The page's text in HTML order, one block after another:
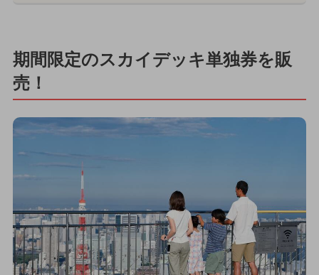
期間限定のスカイデッキ単独券を販
売！